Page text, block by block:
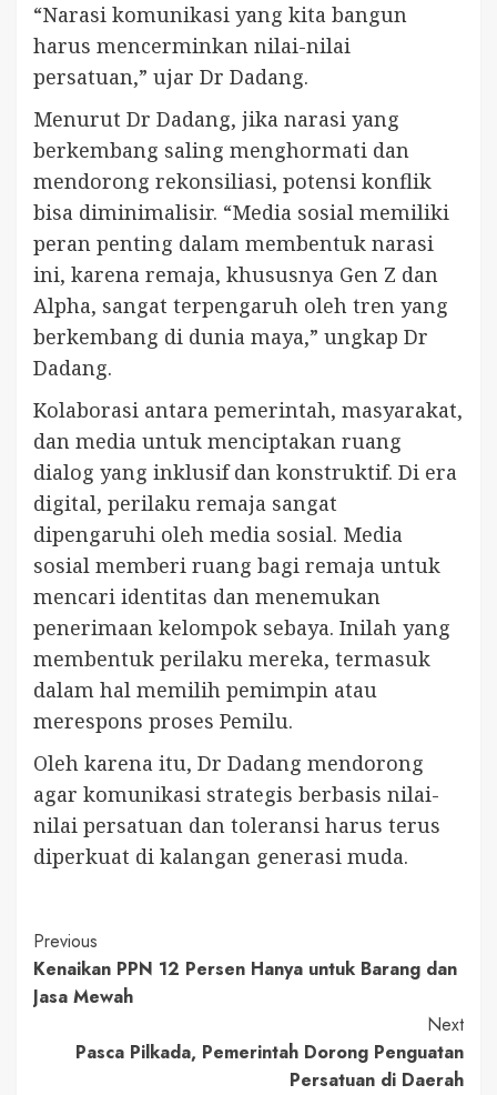
“Narasi komunikasi yang kita bangun
harus mencerminkan nilai-nilai
persatuan,” ujar Dr Dadang.
Menurut Dr Dadang, jika narasi yang
berkembang saling menghormati dan
mendorong rekonsiliasi, potensi konflik
bisa diminimalisir. “Media sosial memiliki
peran penting dalam membentuk narasi
ini, karena remaja, khususnya Gen Z dan
Alpha, sangat terpengaruh oleh tren yang
berkembang di dunia maya,” ungkap Dr
Dadang.
Kolaborasi antara pemerintah, masyarakat,
dan media untuk menciptakan ruang
dialog yang inklusif dan konstruktif. Di era
digital, perilaku remaja sangat
dipengaruhi oleh media sosial. Media
sosial memberi ruang bagi remaja untuk
mencari identitas dan menemukan
penerimaan kelompok sebaya. Inilah yang
membentuk perilaku mereka, termasuk
dalam hal memilih pemimpin atau
merespons proses Pemilu.
Oleh karena itu, Dr Dadang mendorong
agar komunikasi strategis berbasis nilai-
nilai persatuan dan toleransi harus terus
diperkuat di kalangan generasi muda.
Continue
Reading
Previous
Kenaikan PPN 12 Persen Hanya untuk Barang dan
Jasa Mewah
Next
Pasca Pilkada, Pemerintah Dorong Penguatan
Persatuan di Daerah